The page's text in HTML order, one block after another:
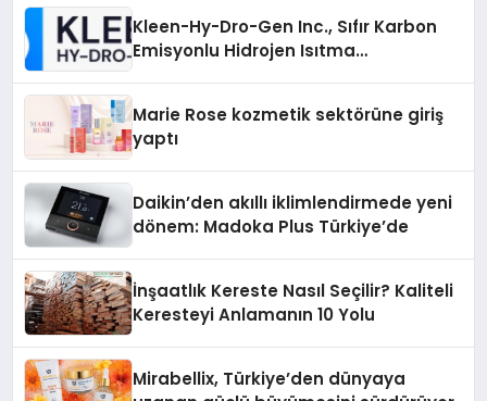
Kleen-Hy-Dro-Gen Inc., Sıfır Karbon
Emisyonlu Hidrojen Isıtma
Marie Rose kozmetik sektörüne giriş
yaptı
Daikin’den akıllı iklimlendirmede yeni
dönem: Madoka Plus Türkiye’de
İnşaatlık Kereste Nasıl Seçilir? Kaliteli
Keresteyi Anlamanın 10 Yolu
Mirabellix, Türkiye’den dünyaya